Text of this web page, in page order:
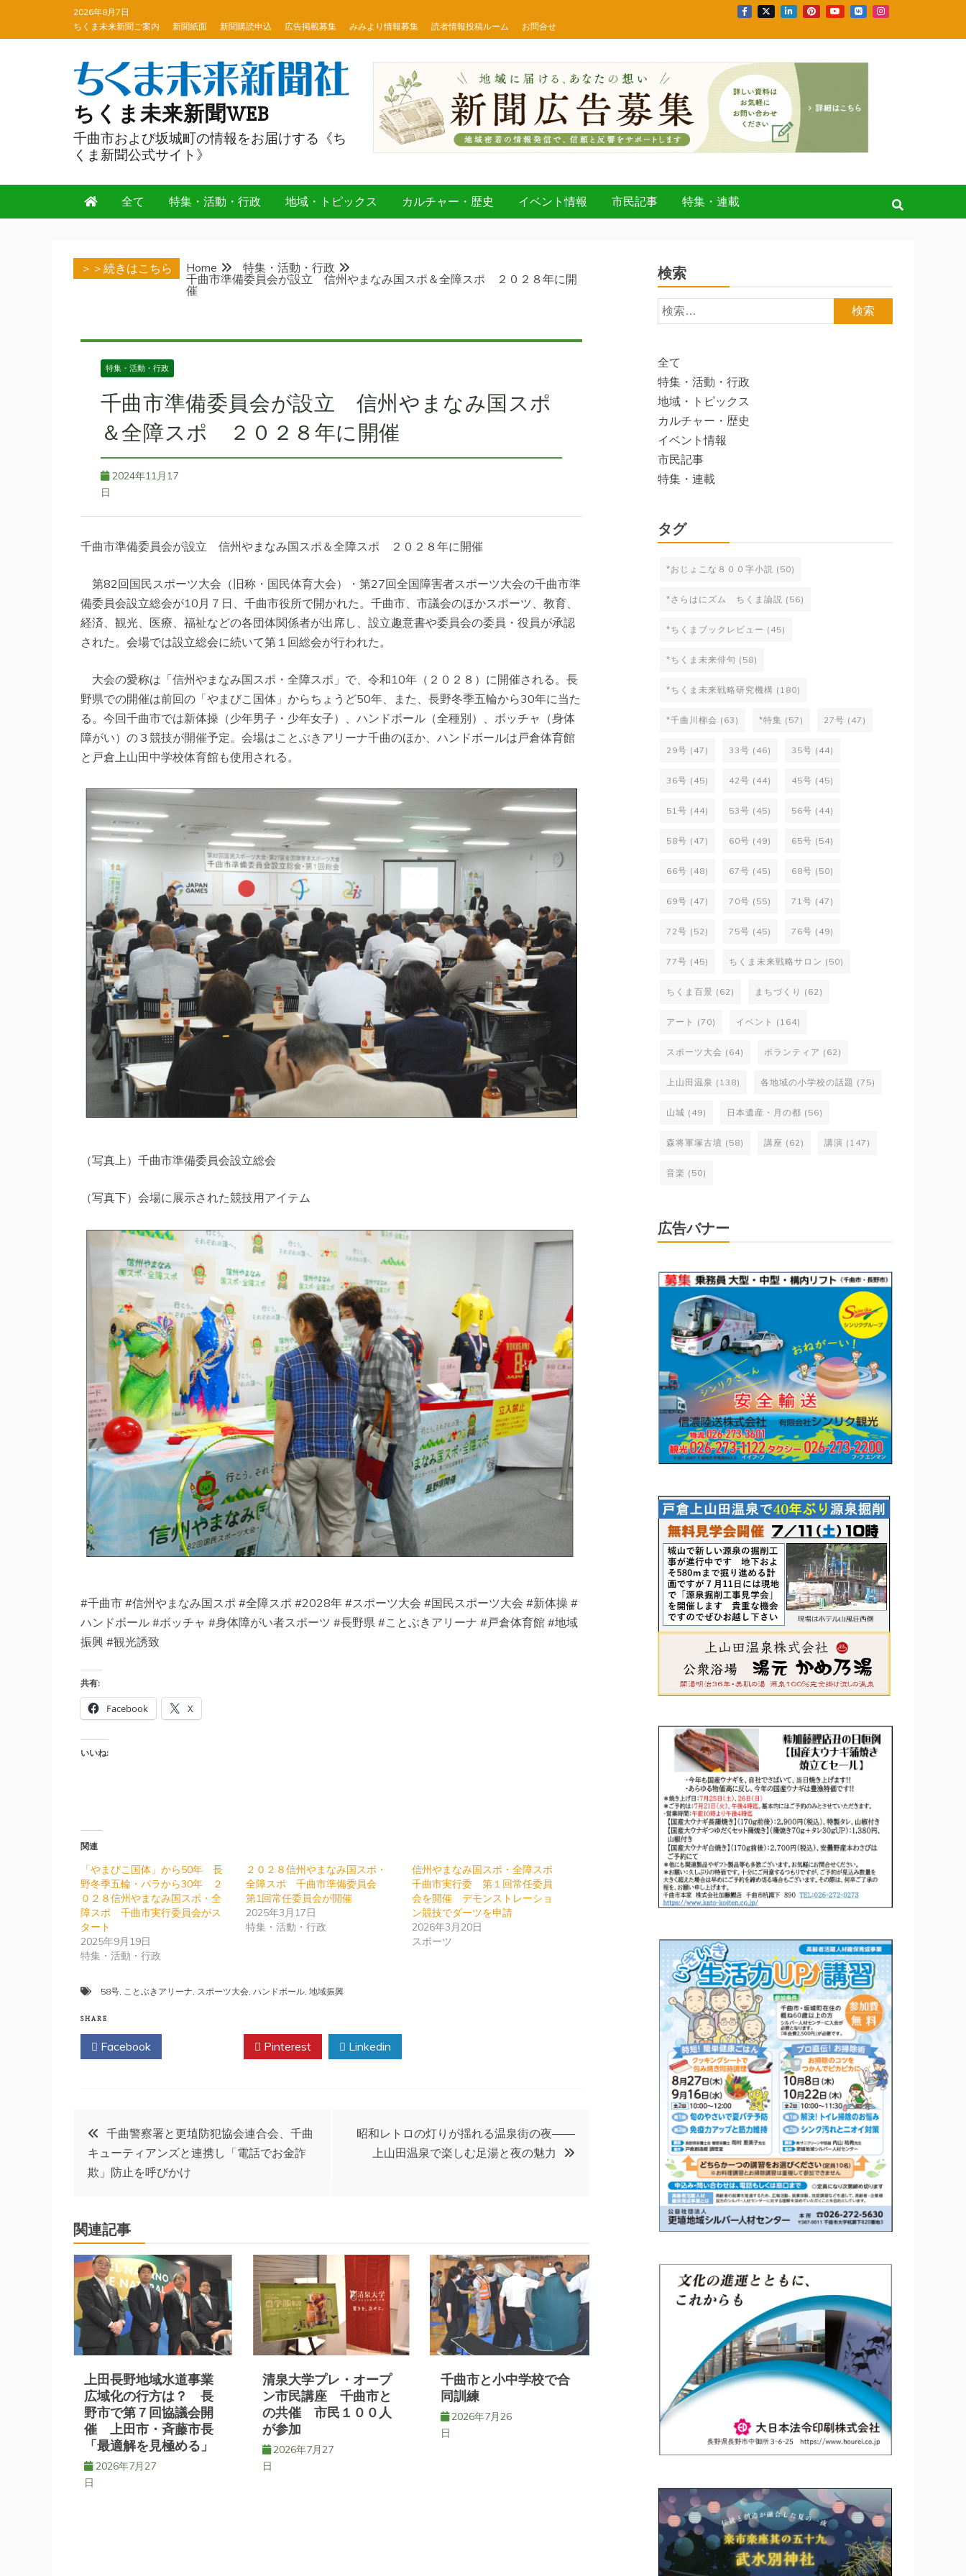
2026年8月7日
ちくま未来新聞ご案内
新聞紙面 新聞購読申込 広告掲載募集 みみより情報募集 読者情報投稿ルーム お問合せ
ちくま未来新聞WEB
千曲市および坂城町の情報をお届けする《ち
くま新聞公式サイト》
全て 特集・活動・行政 地域・トピックス カルチャー・歴史 イベント情報 市民記事 特集・連載
＞＞続きはこちら Home
特集・活動・行政
千曲市準備委員会が設立 信州やまなみ国スポ＆全障スポ ２０２８年に開
催
特集・活動・行政
千曲市準備委員会が設立 信州やまなみ国スポ
＆全障スポ ２０２８年に開催
2024年11月17
日
千曲市準備委員会が設立 信州やまなみ国スポ＆全障スポ ２０２８年に開催
第82回国民スポーツ大会（旧称・国民体育大会）・第27回全国障害者スポーツ大会の千曲市準
備委員会設立総会が10月７日、千曲市役所で開かれた。千曲市、市議会のほかスポーツ、教育、
経済、観光、医療、福祉などの各団体関係者が出席し、設立趣意書や委員会の委員・役員が承認
された。会場では設立総会に続いて第１回総会が行われた。
大会の愛称は「信州やまなみ国スポ・全障スポ」で、令和10年（２０２８）に開催される。長
野県での開催は前回の「やまびこ国体」からちょうど50年、また、長野冬季五輪から30年に当た
る。今回千曲市では新体操（少年男子・少年女子）、ハンドボール（全種別）、ボッチャ（身体
障がい）の３競技が開催予定。会場はことぶきアリーナ千曲のほか、ハンドボールは戸倉体育館
と戸倉上山田中学校体育館も使用される。
（写真上）千曲市準備委員会設立総会
（写真下）会場に展示された競技用アイテム
#千曲市 #信州やまなみ国スポ #全障スポ #2028年 #スポーツ大会 #国民スポーツ大会 #新体操 #
ハンドボール #ボッチャ #身体障がい者スポーツ #長野県 #ことぶきアリーナ #戸倉体育館 #地域
振興 #観光誘致
共有:
Facebook X
いいね:
関連
「やまびこ国体」から50年 長
野冬季五輪・パラから30年 ２
０２８信州やまなみ国スポ・全
障スポ 千曲市実行委員会がス
タート
2025年9月19日
特集・活動・行政
２０２８信州やまなみ国スポ・
全障スポ 千曲市準備委員会
第1回常任委員会が開催
2025年3月17日
特集・活動・行政
信州やまなみ国スポ・全障スポ
千曲市実行委 第１回常任委員
会を開催 デモンストレーショ
ン競技でダーツを申請
2026年3月20日
スポーツ
58号 ことぶきアリーナ スポーツ大会 ハンドボール 地域振興
SHARE
Facebook Pinterest Linkedin
投
稿
ビ
ゲ
ー
シ
ョ
ン
千曲警察署と更埴防犯協会連合会、千曲
キューティアンズと連携し「電話でお金詐
欺」防止を呼びかけ
昭和レトロの灯りが揺れる温泉街の夜――
上山田温泉で楽しむ足湯と夜の魅力
関連記事
上田長野地域水道事業
広域化の行方は？ 長
野市で第７回協議会開
催 上田市・斉藤市長
「最適解を見極める」
2026年7月27
日
清泉大学プレ・オープ
ン市民講座 千曲市と
の共催 市民１００人
が参加
2026年7月27
日
千曲市と小中学校で合
同訓練
2026年7月26
日
検索
検
索:
全て
特集・活動・行政
地域・トピックス
カルチャー・歴史
イベント情報
市民記事
特集・連載
タグ
*おじょこな８００字小説 (50)
*さらはにズム ちくま論説 (56)
*ちくまブックレビュー (45)
*ちくま未来俳句 (58)
*ちくま未来戦略研究機構 (180)
*千曲川柳会 (63) *特集 (57) 27号 (47)
29号 (47) 33号 (46) 35号 (44)
36号 (45) 42号 (44) 45号 (45)
51号 (44) 53号 (45) 56号 (44)
58号 (47) 60号 (49) 65号 (54)
66号 (48) 67号 (45) 68号 (50)
69号 (47) 70号 (55) 71号 (47)
72号 (52) 75号 (45) 76号 (49)
77号 (45) ちくま未来戦略サロン (50)
ちくま百景 (62) まちづくり (62)
アート (70) イベント (164)
スポーツ大会 (64) ボランティア (62)
上山田温泉 (138) 各地域の小学校の話題 (75)
山城 (49) 日本遺産・月の都 (56)
森将軍塚古墳 (58) 講座 (62) 講演 (147)
音楽 (50)
広告バナー